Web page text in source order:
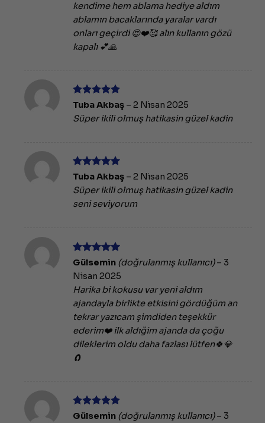
kendime hem ablama hediye aldım
ablamın bacaklarında yaralar vardı
onları geçirdi 😍❤️🥰 alın kullanın gözü
kapalı 💕🙏
5 üzerinden
5oy aldı
Tuba Akbaş – 2 Nisan 2025
Süper ikili olmuş hatikasin güzel kadin
5 üzerinden
5oy aldı
Tuba Akbaş – 2 Nisan 2025
Süper ikili olmuş hatikasin güzel kadin
seni seviyorum
5 üzerinden
Gülsemin (doğrulanmış kullanıcı) – 3
Nisan 2025
Harika bi kokusu var yeni aldım
ajandayla birlikte etkisini gördüğüm an
tekrar yazıcam şimdiden teşekkür
ederim❤️ ilk aldığim ajanda da çoğu
dileklerim oldu daha fazlası lütfen🍀💎
🧲
5 üzerinden
Gülsemin (doğrulanmış kullanıcı) – 3